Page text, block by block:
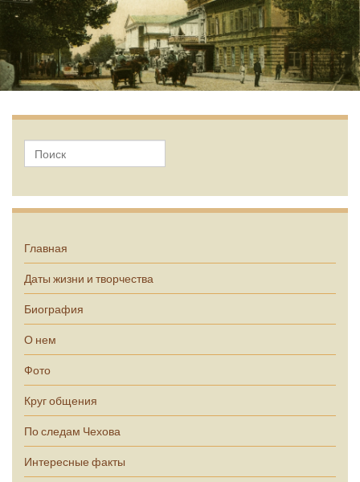
Главная
Даты жизни и творчества
Биография
О нем
Фото
Круг общения
По следам Чехова
Интересные факты